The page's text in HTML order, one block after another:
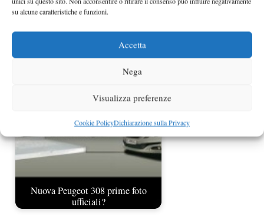
su alcune caratteristiche e funzioni.
Accetta
Nega
Visualizza preferenze
Cookie PolicyDichiarazione sulla Privacy
Nuova Peugeot 308 prime immagini
Nuova Peugeot 308 prime foto
ufficiali?